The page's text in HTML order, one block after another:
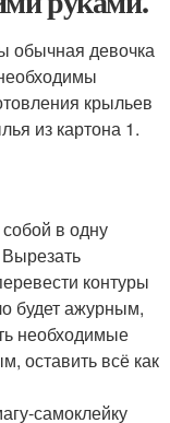
обычная девочка
крыльев
из картона 1.
в одну
контуры
будет ажурным,
необходимые
оставить всё как
самоклейку